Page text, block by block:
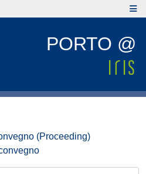
PORTO @
(Proceeding)